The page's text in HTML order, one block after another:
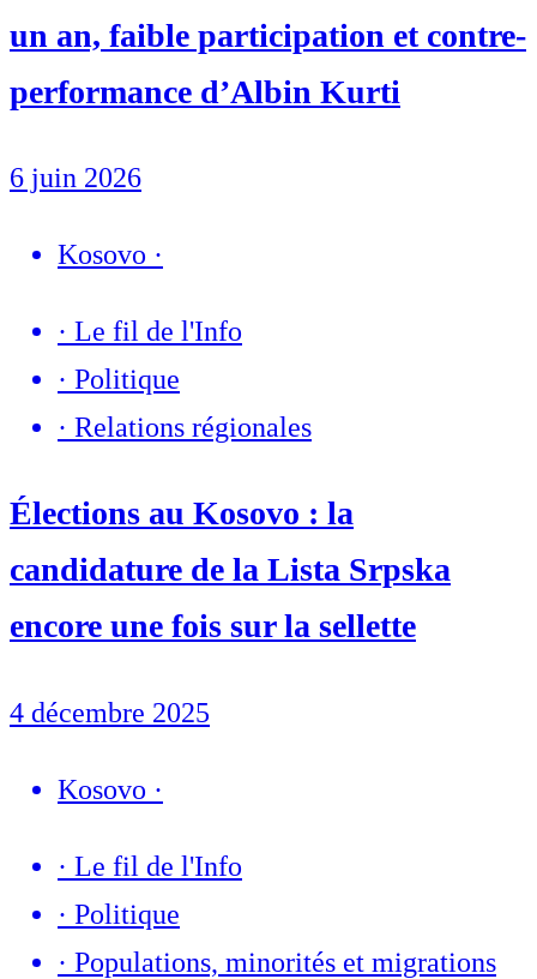
un an, faible participation et contre-
performance d’Albin Kurti
6 juin 2026
Kosovo ·
· Le fil de l'Info
· Politique
· Relations régionales
Élections au Kosovo : la
candidature de la Lista Srpska
encore une fois sur la sellette
4 décembre 2025
Kosovo ·
· Le fil de l'Info
· Politique
· Populations, minorités et migrations